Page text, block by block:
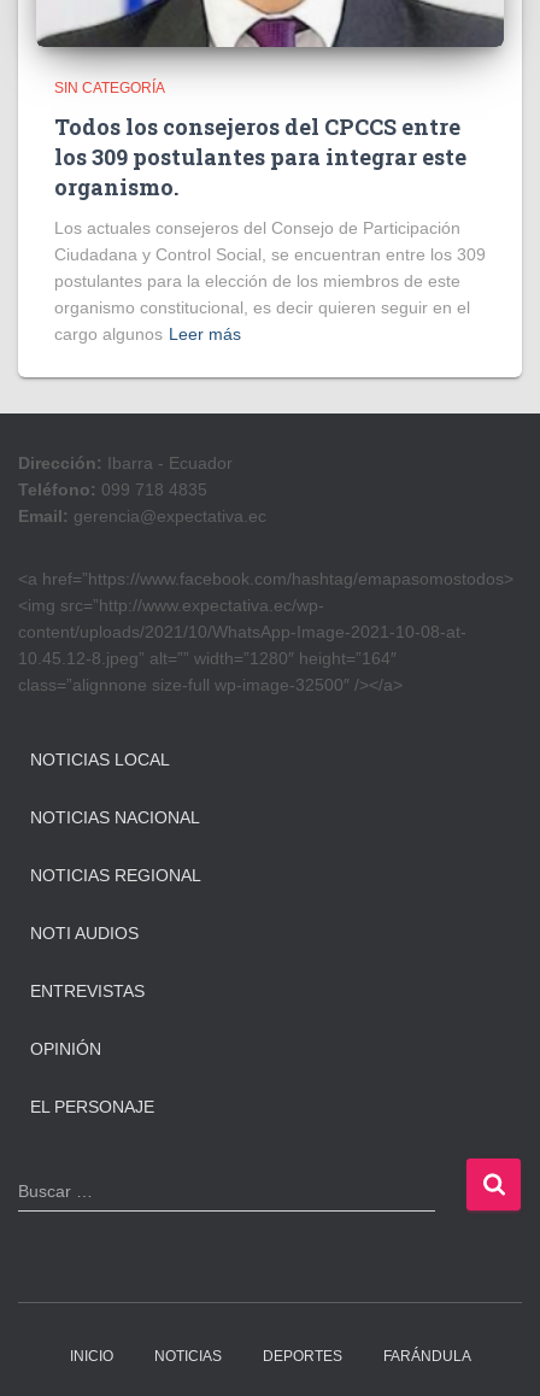
SIN CATEGORÍA
Todos los consejeros del CPCCS entre
los 309 postulantes para integrar este
organismo.
Los actuales consejeros del Consejo de Participación
Ciudadana y Control Social, se encuentran entre los 309
postulantes para la elección de los miembros de este
organismo constitucional, es decir quieren seguir en el
cargo algunos Leer más
Dirección: Ibarra - Ecuador
Teléfono: 099 718 4835
Email: gerencia@expectativa.ec
<a href=”https://www.facebook.com/hashtag/emapasomostodos>
<img src=”http://www.expectativa.ec/wp-
content/uploads/2021/10/WhatsApp-Image-2021-10-08-at-
10.45.12-8.jpeg” alt=”” width=”1280″ height=”164″
class=”alignnone size-full wp-image-32500″ /></a>
NOTICIAS LOCAL
NOTICIAS NACIONAL
NOTICIAS REGIONAL
NOTI AUDIOS
ENTREVISTAS
OPINIÓN
EL PERSONAJE
B
u
Buscar …
INICIO NOTICIAS DEPORTES FARÁNDULA